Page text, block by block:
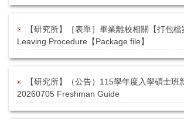
【研究所】［表單］畢業離校相關【打包
Leaving Procedure【Package file】
【研究所】（公告）115學年度入學碩士班
20260705 Freshman Guide